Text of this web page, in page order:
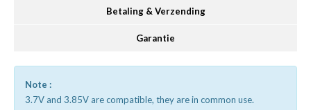
Betaling & Verzending
Garantie
Note :
3.7V and 3.85V are compatible, they are in common use.